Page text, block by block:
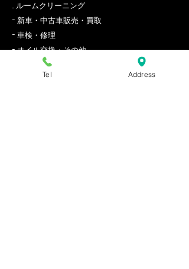
​₋ ルームクリーニング
- 新車・中古車販売・買取
- 車検・修理
-オイル交換・その他
Opening Hours
Tel Address